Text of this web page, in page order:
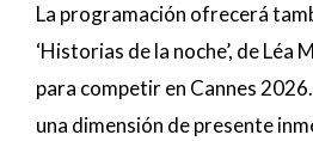
La programación ofrecerá
‘Historias de la noche’, de Léa
para competir en Cannes
una dimensión de presente